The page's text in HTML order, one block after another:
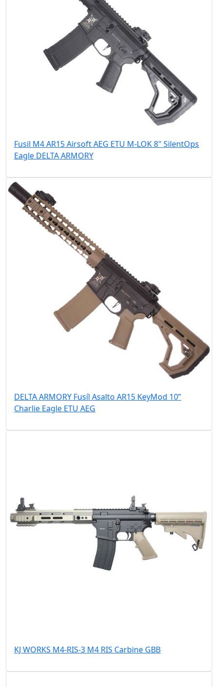
Fusil M4 AR15 Airsoft AEG ETU M-LOK 8" SilentOps
Eagle DELTA ARMORY
DELTA ARMORY Fusíl Asalto AR15 KeyMod 10”
Charlie Eagle ETU AEG
KJ WORKS M4-RIS-3 M4 RIS Carbine GBB